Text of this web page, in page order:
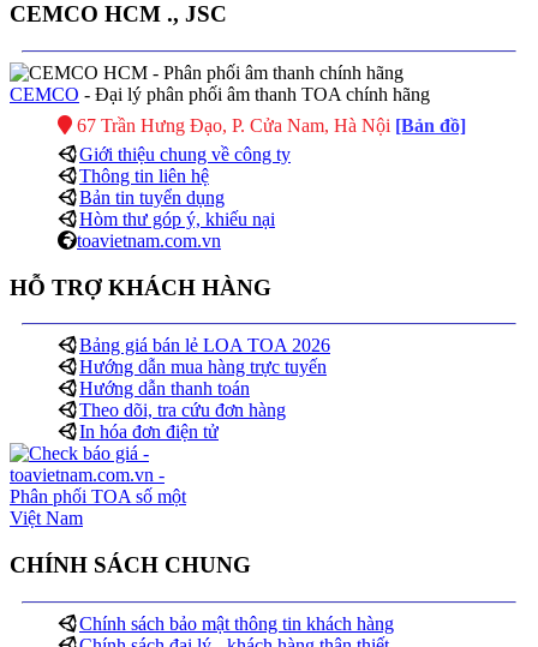
CEMCO HCM ., JSC
CEMCO - Đại lý phân phối âm thanh TOA chính hãng
67 Trần Hưng Đạo, P. Cửa Nam, Hà Nội [Bản đồ]
Giới thiệu chung về công ty
Thông tin liên hệ
Bản tin tuyển dụng
Hòm thư góp ý, khiếu nại
toavietnam.com.vn
HỖ TRỢ KHÁCH HÀNG
Bảng giá bán lẻ LOA TOA 2026
Hướng dẫn mua hàng trực tuyến
Hướng dẫn thanh toán
Theo dõi, tra cứu đơn hàng
In hóa đơn điện tử
CHÍNH SÁCH CHUNG
Chính sách bảo mật thông tin khách hàng